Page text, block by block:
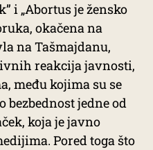
i „Abortus je žensko
okačena na
na Tašmajdanu,
reakcija javnosti,
među kojima su se
bezbednost jedne od
koja je javno
Pored toga što